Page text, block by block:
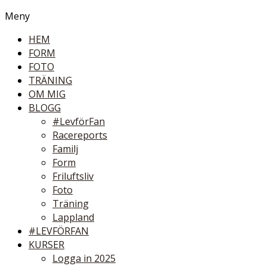
Meny
HEM
FORM
FOTO
TRÄNING
OM MIG
BLOGG
#LevförFan
Racereports
Familj
Form
Friluftsliv
Foto
Träning
Lappland
#LEVFÖRFAN
KURSER
Logga in 2025